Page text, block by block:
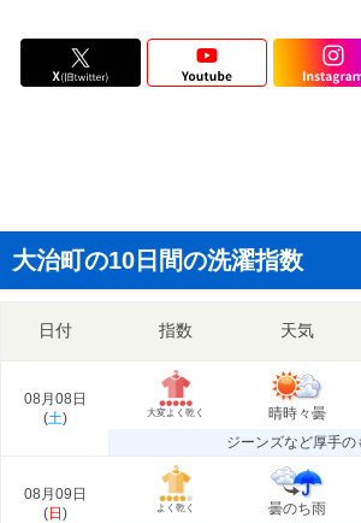
大治町の10日間の洗濯指数
日付 指数 天気
08月08日
(土) 大変よく乾く 晴時々曇
ジーンズなど厚手の
08月09日
(日 ) よく乾く 曇のち雨